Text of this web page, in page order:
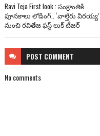
Ravi Teja First look : సంక్రాంతికి
పూనకాలు లోడింగ్.. ‘వాల్తేరు వీరయ్య’
నుంచి రవితేజ ఫస్ట్ లుక్ టీజర్
POST COMMENT
No comments